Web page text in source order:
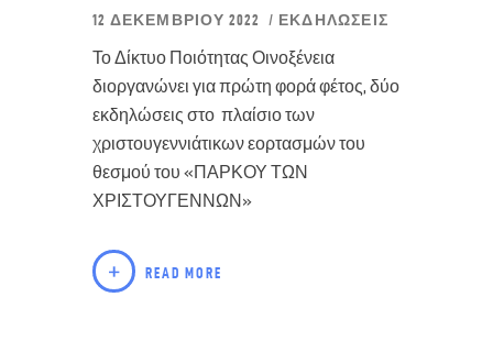
12 ΔΕΚΕΜΒΡΊΟΥ 2022 ΕΚΔΗΛΏΣΕΙΣ
Το Δίκτυο Ποιότητας Οινοξένεια
διοργανώνει για πρώτη φορά φέτος, δύο
εκδηλώσεις στο πλαίσιο των
χριστουγεννιάτικων εορτασμών του
θεσμού του «ΠΑΡΚΟΥ ΤΩΝ
ΧΡΙΣΤΟΥΓΕΝΝΩΝ»
READ MORE